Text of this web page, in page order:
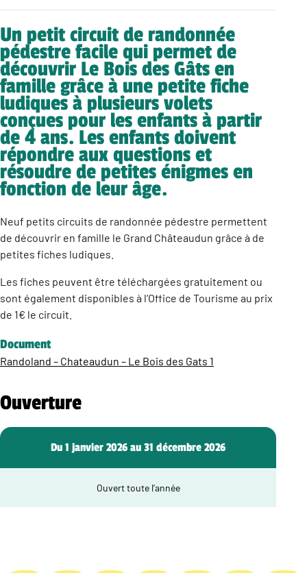
Un petit circuit de randonnée
pédestre facile qui permet de
découvrir Le Bois des Gâts en
famille grâce à une petite fiche
ludiques à plusieurs volets
conçues pour les enfants à partir
de 4 ans. Les enfants doivent
répondre aux questions et
résoudre de petites énigmes en
fonction de leur âge.
Neuf petits circuits de randonnée pédestre permettent
de découvrir en famille le Grand Châteaudun grâce à de
petites fiches ludiques.
Les fiches peuvent être téléchargées gratuitement ou
sont également disponibles à l’Office de Tourisme au prix
de 1€ le circuit.
Document
Randoland – Chateaudun – Le Bois des Gats 1
Ouverture
Du 1 janvier 2026 au 31 décembre 2026
Ouvert toute l’année